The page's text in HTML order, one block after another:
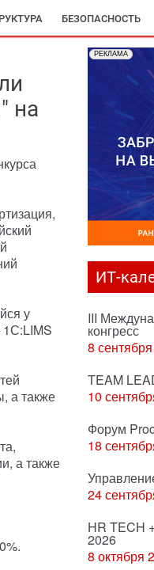
БЕЗОПАСНОСТЬ
на
у
1С:LIMS
а также
а также
РЕКЛАМА
ИТ-
III
конгресс
8
TEAM
10
Форум
18
24
HR
2026
8 октября